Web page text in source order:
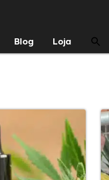
Blog Loja